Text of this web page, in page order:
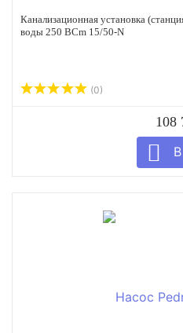
Канализационная установка
воды 250 BCm 15/50-N
(0)
108